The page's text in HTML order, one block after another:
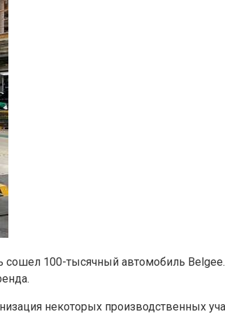
100-тысячный автомобиль
некоторых производственных